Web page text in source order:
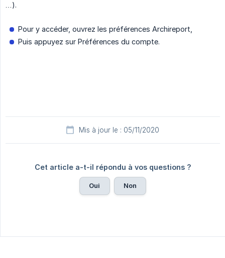
…).
Pour y accéder, ouvrez les préférences Archireport,
Puis appuyez sur Préférences du compte.
Mis à jour le : 05/11/2020
Cet article a-t-il répondu à vos questions ?
Oui Non